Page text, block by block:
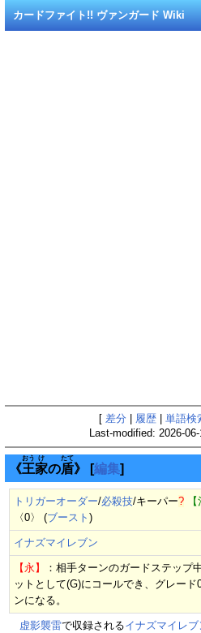
カードファイト!! ヴァンガード Wiki
[ 差分 履歴| 単語検
Last-modified: 2026-
《王
おう
家
け
の盾
たて
》 [編集]
トリガーオーダー/必殺技/キーパー?
〈0〉 (ブースト )
イナズマイレブン
【永】
：相手ターンのガードステップ
ットとして(G)にコールでき、グレー
ンになる。
虚影襲雷で収録されるイナズマイレブ